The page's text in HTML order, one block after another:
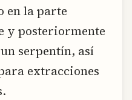
en la parte
y posteriormente
serpentín, así
extracciones